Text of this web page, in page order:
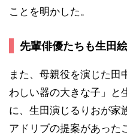
ことを明かした。
先輩俳優たちも生田
また、母親役を演じた田
わしい器の大きな子」と
に、生田演じるりおが家
アドリブの提案があった